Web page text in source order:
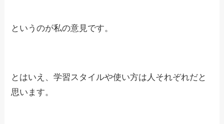
というのが私の意見です。
とはいえ、学習スタイルや使い方は人それぞれだと
思います。